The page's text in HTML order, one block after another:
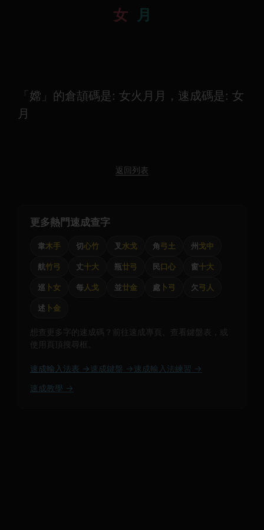
女 月
「嫦」的倉頡碼是: 女火月月，速成碼是: 女
月
返回列表
更多熱門速成查字
韋木手 切心竹 叉 水戈 角弓土 州 戈中
航竹弓 丈十大 瓶廿弓 民口心 窗十大
巡 卜女 每人戈 並廿金 處 卜弓 欠弓人
述 卜金
想查更多字的速成碼？前往速成專頁、查看鍵盤表，或
使用頁頂搜尋框。
速成輸入法表 → 速成鍵盤 → 速成輸入法練習 →
速成教學 →